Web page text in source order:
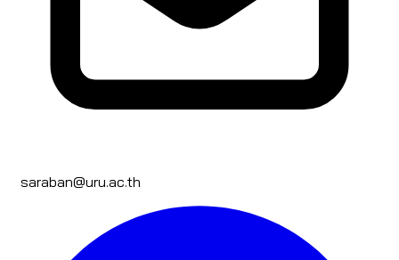
saraban@uru.ac.th